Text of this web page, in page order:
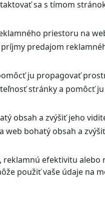
sa s tímom
priestoru na
predajom
ju propagovať
stránky a pomôcť
obsah a zvýšiť jeho
web bohatý obsah a
efektivitu
použiť vaše údaje na